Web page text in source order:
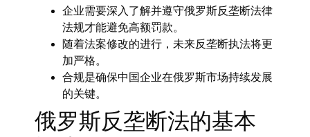
企业需要深入了解并遵守俄罗斯反垄断法律
法规才能避免高额罚款。
随着法案修改的进行，未来反垄断执法将更
加严格。
合规是确保中国企业在俄罗斯市场持续发展
的关键。
俄罗斯反垄断法的基本